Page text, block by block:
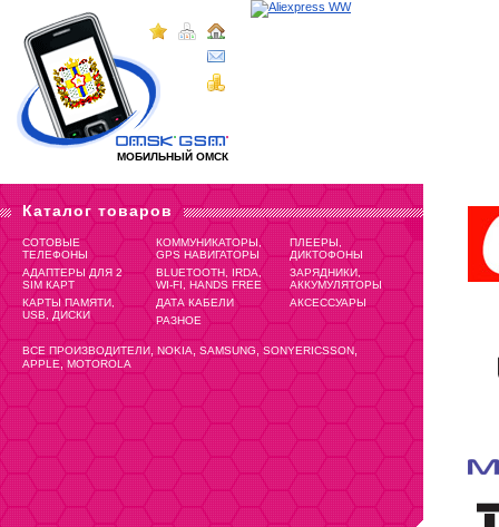
МОБИЛЬНЫЙ ОМСК
Каталог товаров
СОТОВЫЕ
ТЕЛЕФОНЫ
КОММУНИКАТОРЫ,
GPS НАВИГАТОРЫ
ПЛЕЕРЫ,
ДИКТОФОНЫ
АДАПТЕРЫ ДЛЯ 2
SIM КАРТ
BLUETOOTH, IRDA,
WI-FI, HANDS FREE
ЗАРЯДНИКИ,
АККУМУЛЯТОРЫ
КАРТЫ ПАМЯТИ,
USB, ДИСКИ
ДАТА КАБЕЛИ
АКСЕССУАРЫ
РАЗНОЕ
ВСЕ ПРОИЗВОДИТЕЛИ,NOKIA,SAMSUNG,SONYERICSSON,
APPLE,MOTOROLA